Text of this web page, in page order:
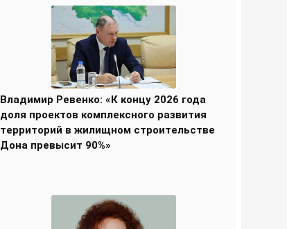
Владимир Ревенко: «К концу 2026 года
доля проектов комплексного развития
территорий в жилищном строительстве
Дона превысит 90%»